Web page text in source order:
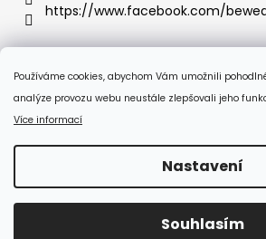
Používáme cookies, abychom Vám umožnili
analýze provozu webu neustále zlepšovali jeho
Více informací
Nastavení
Souhlasím
https://www.facebook.com/
Přijímáme online platby
Bewear.cz. Všechna